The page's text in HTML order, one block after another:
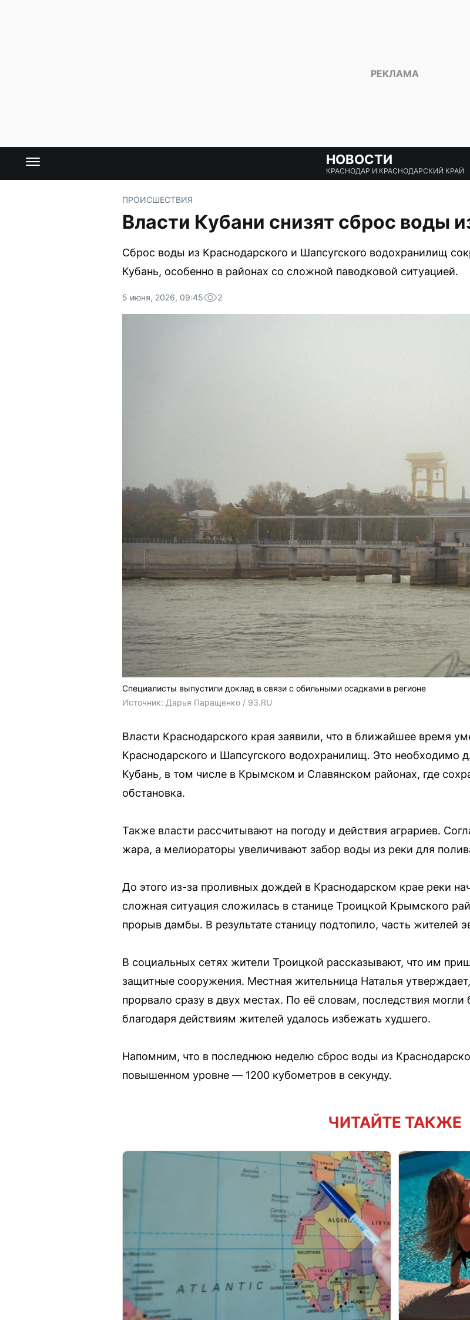
НОВОСТИ
КРАСНОДАР И КРАСНОДАРСКИЙ КРАЙ
ПРОИСШЕСТВИЯ
Власти Кубани снизят сброс воды
Сброс воды из Краснодарского и Шапсугского водохранилищ
Кубань, особенно в районах со сложной паводковой ситуацией.
5 июня, 2026, 09:45 2
Специалисты выпустили доклад в связи с обильными осадками в регионе
Источник: Дарья Паращенко / 93.RU
Власти Краснодарского края заявили, что в ближайшее время
Краснодарского и Шапсугского водохранилищ. Это необходимо
Кубань, в том числе в Крымском и Славянском районах, где
обстановка.
Также власти рассчитывают на погоду и действия аграриев.
жара, а мелиораторы увеличивают забор воды из реки для
До этого из-за проливных дождей в Краснодарском крае реки
сложная ситуация сложилась в станице Троицкой Крымского
прорыв дамбы. В результате станицу подтопило, часть жителей
В социальных сетях жители Троицкой рассказывают, что им
защитные сооружения. Местная жительница Наталья
прорвало сразу в двух местах. По её словам, последствия могли
благодаря действиям жителей удалось избежать худшего.
Напомним, что в последнюю неделю сброс воды из
повышенном уровне — 1200 кубометров в секунду.
ЧИТАЙТЕ ТАКЖЕ